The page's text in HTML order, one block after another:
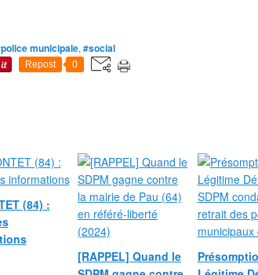
municipale, #social
Repost 0
(84) :
[RAPPEL] Quand le